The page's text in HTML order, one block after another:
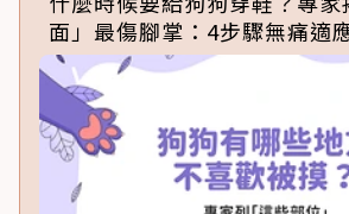
面」最傷腳掌：4步驟無痛適